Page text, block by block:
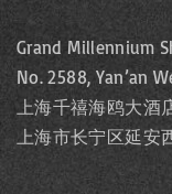
Grand Millennium
No. 2588, Yan’an
上海千禧海鸥大酒
上海市长宁区延安